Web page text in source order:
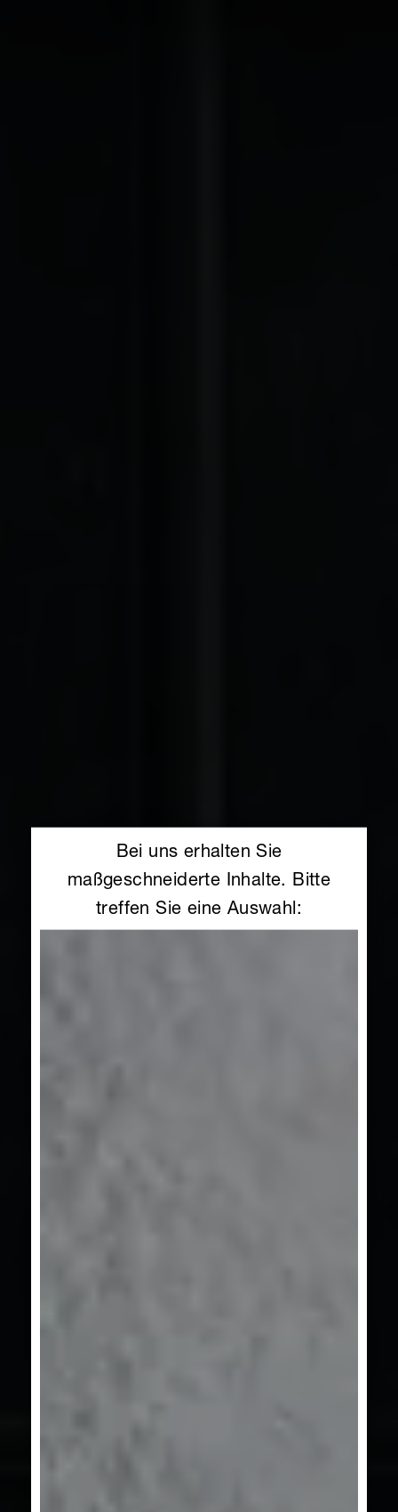
Bei uns erhalten Sie
maßgeschneiderte Inhalte. Bitte
treffen Sie eine Auswahl: